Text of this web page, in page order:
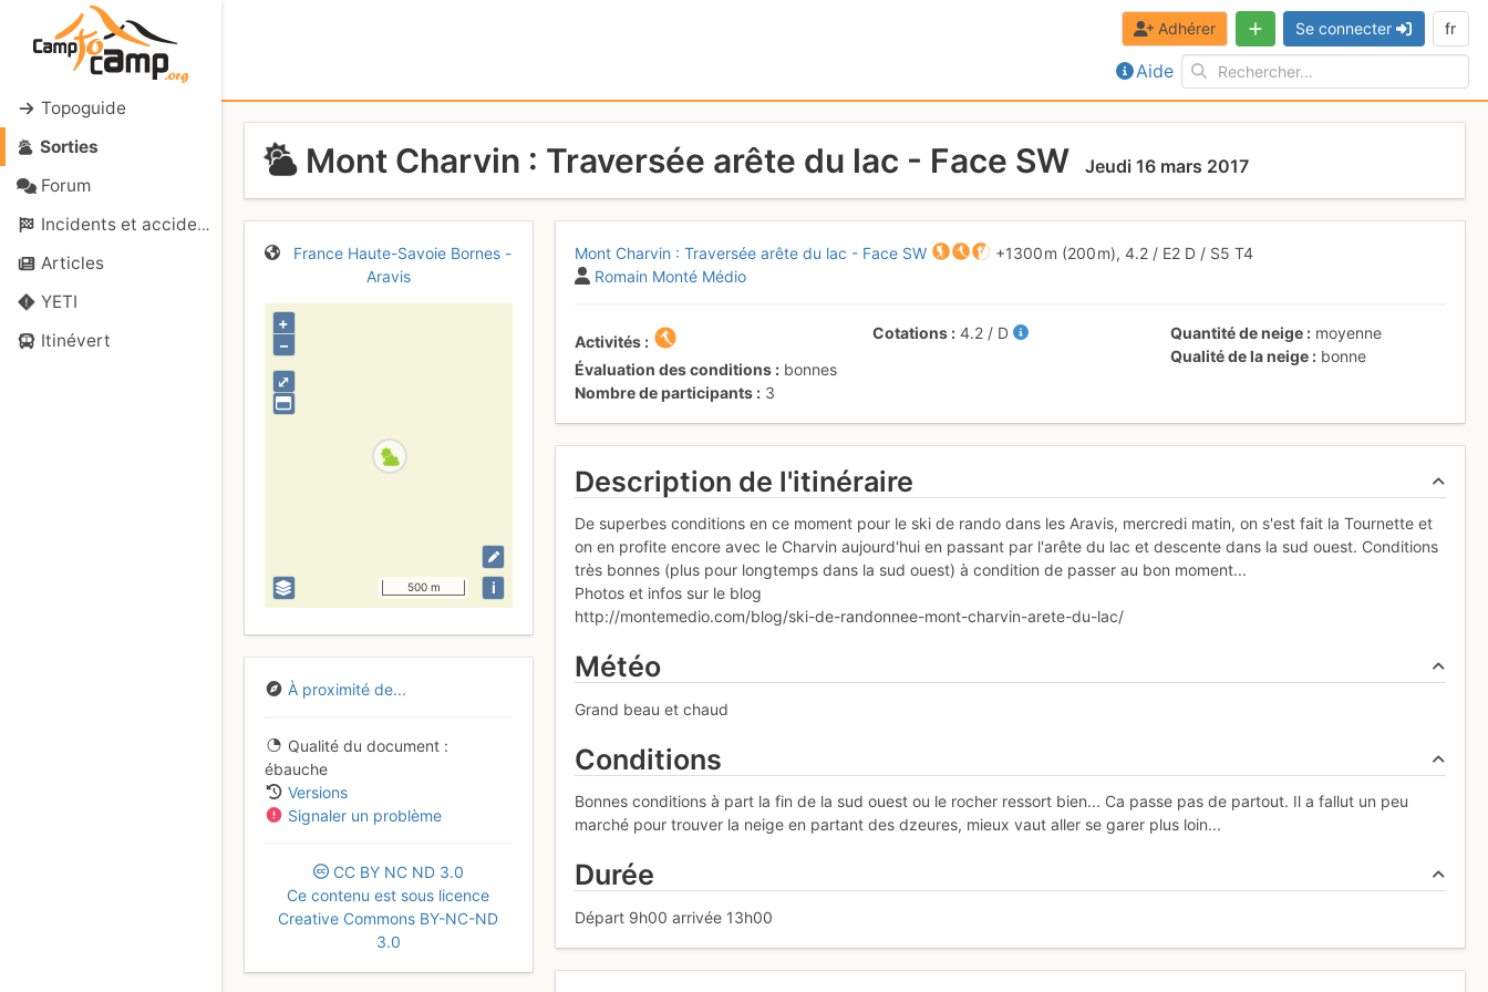
Topoguide
Sorties
Forum
Incidents et accidents
Articles
YETI
Itinévert
Aide
Adhérer Se connecter fr
Mont Charvin : Traversée arête du lac - Face SW Jeudi 16 mars 2017
France Haute-Savoie Bornes -
Aravis
⤢
+
–
500 m i
À proximité de...
Qualité du document
ébauche
Versions
Signaler un problème
CC BY NC ND 3.0
Ce contenu est sous licence
Creative Commons BY-NC-ND
3.0
Mont Charvin : Traversée arête du lac - Face SW +1300 m (200 m),4.2 / E2 D / S5T4
Romain Monté Médio
Activités
Évaluation des conditions
bonnes
Nombre de participants
3
Cotations 4.2 / D Quantité de neige
moyenne
Qualité de la neige
bonne
Description de l'itinéraire
De superbes conditions en ce moment pour le ski de rando dans les Aravis, mercredi matin, on s'est fait la Tournette et
on en profite encore avec le Charvin aujourd'hui en passant par l'arête du lac et descente dans la sud ouest. Conditions
très bonnes (plus pour longtemps dans la sud ouest) à condition de passer au bon moment...
Photos et infos sur le blog
http://montemedio.com/blog/ski-de-randonnee-mont-charvin-arete-du-lac/
Météo
Grand beau et chaud
Conditions
Bonnes conditions à part la fin de la sud ouest ou le rocher ressort bien... Ca passe pas de partout. Il a fallut un peu
marché pour trouver la neige en partant des dzeures, mieux vaut aller se garer plus loin...
Durée
Départ 9h00 arrivée 13h00